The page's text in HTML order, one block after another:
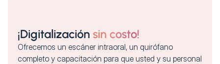
¡Digitalización sin costo!
Ofrecemos un escáner intraoral, un quirófano
completo y capacitación para que usted y su personal